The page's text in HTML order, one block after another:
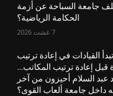
جامعة السباحة عن أزمة
الحكامة الرياضية؟
7 غشت 2026
القيادات في إعادة ترتيب
قبل إعادة ترتيب المكاتب…
عبد السلام أحيزون من آخر
داخل جامعة ألعاب القوى؟